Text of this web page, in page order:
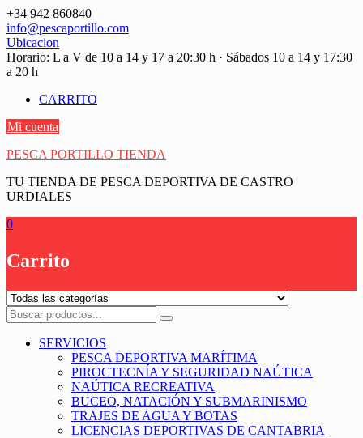
Saltar
contenido
+34 942 860840
info@pescaportillo.com
Ubicacion
Horario: L a V de 10 a 14 y 17 a 20:30 h · Sábados 10 a 14 y 17:30
a 20 h
CARRITO
Mi cuenta
PESCA PORTILLO TIENDA
TU TIENDA DE PESCA DEPORTIVA DE CASTRO
URDIALES
0
Carrito
SERVICIOS
PESCA DEPORTIVA MARÍTIMA
PIROCTECNÍA Y SEGURIDAD NAÚTICA
NAÚTICA RECREATIVA
BUCEO, NATACIÓN Y SUBMARINISMO
TRAJES DE AGUA Y BOTAS
LICENCIAS DEPORTIVAS DE CANTABRIA